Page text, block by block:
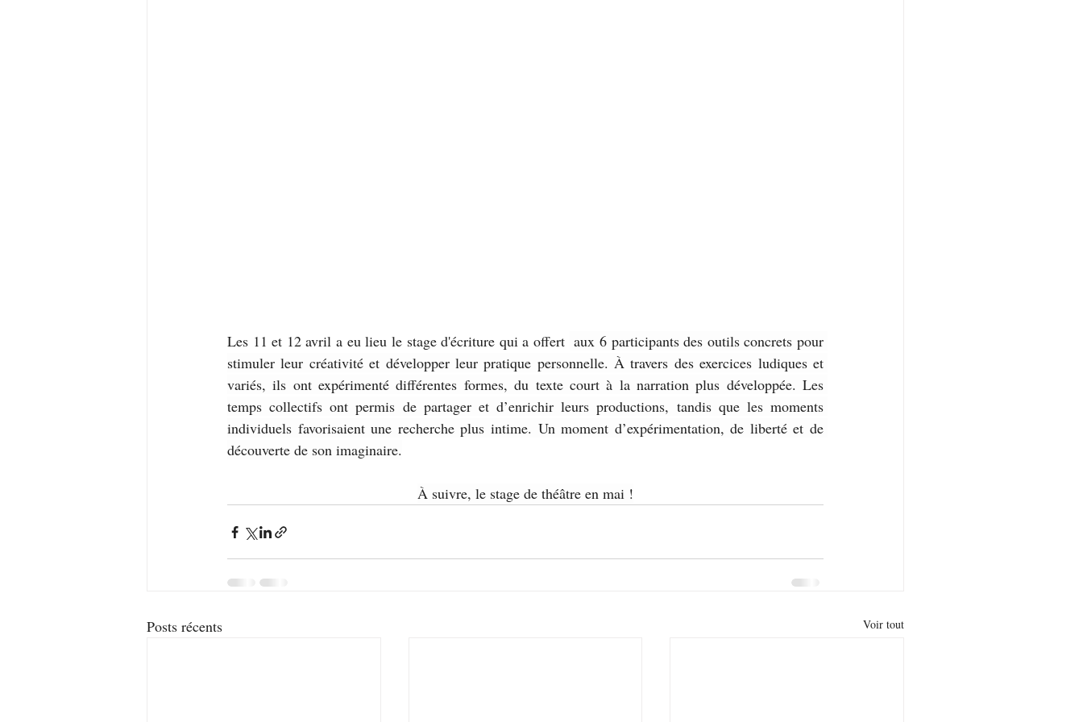
Les 11 et 12 avril a eu lieu le stage d'écriture qui a offert aux 6 participants des outils concrets pour
stimuler leur créativité et développer leur pratique personnelle. À travers des exercices ludiques et
variés, ils ont expérimenté différentes formes, du texte court à la narration plus développée. Les
temps collectifs ont permis de partager et d’enrichir leurs productions, tandis que les moments
individuels favorisaient une recherche plus intime. Un moment d’expérimentation, de liberté et de
découverte de son imaginaire.
À suivre, le stage de théâtre en mai !
Posts récents Voir tout